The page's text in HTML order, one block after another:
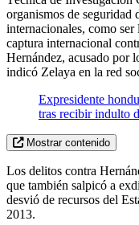
organismos de seguridad
internacionales, como
captura internacional
Hernández, acusado por
indicó Zelaya en la red
Expresidente
tras recibir indulto
Mostrar contenido
Los delitos contra
que también salpicó a
desvió de recursos del
2013.